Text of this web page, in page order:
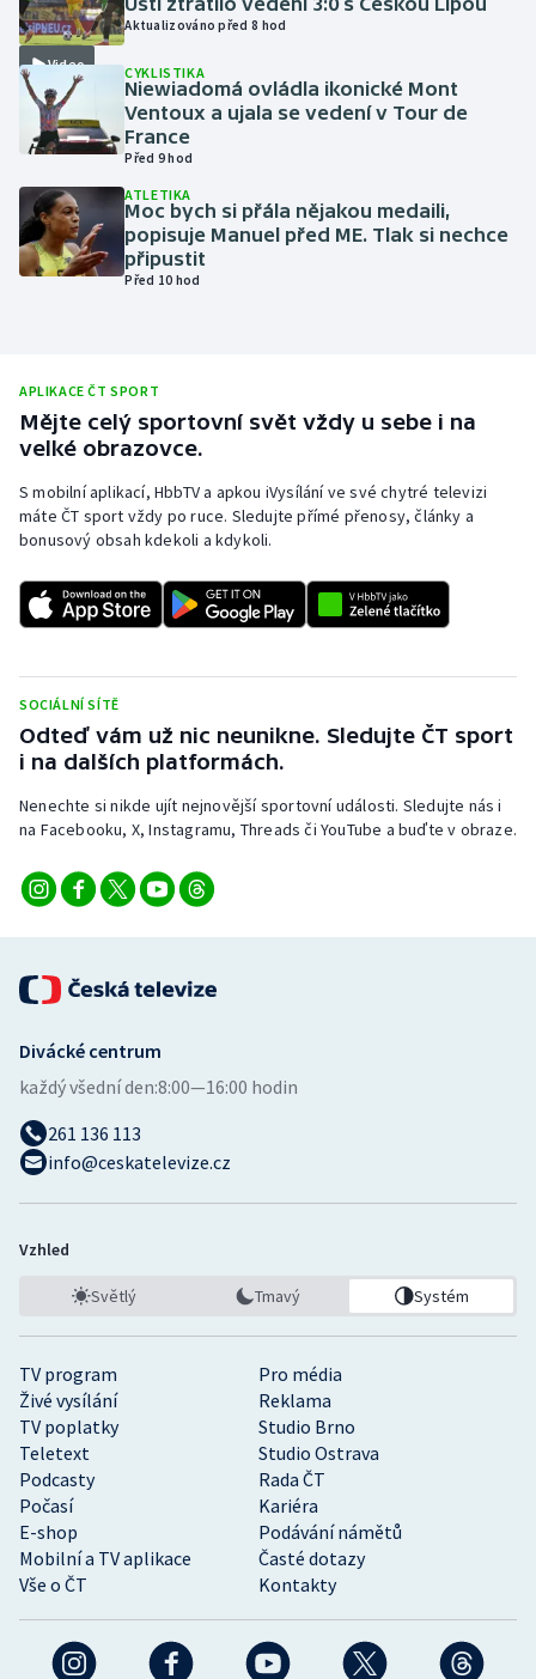
Motorsport
Olympijské hry
Parasport
Plavání
Plážový volejbal
Rychlobruslení
Rychlostní kanoistika
Short track
Stolní tenis
Triatlon
Veslování
Vodní slalom
Ostatní
Video
Aktualizováno před 8 hod
CYKLISTIKA
Niewiadomá ovládla ikonické Mont
Ventoux a ujala se vedení v Tour de
France
Před 9 hod
ATLETIKA
Moc bych si přála nějakou medaili,
popisuje Manuel před ME. Tlak si nechce
připustit
Před 10 hod
APLIKACE ČT SPORT
Mějte celý sportovní svět vždy u sebe i na
velké obrazovce.
S mobilní aplikací, HbbTV a apkou iVysílání ve své chytré televizi
máte ČT sport vždy po ruce. Sledujte přímé přenosy, články a
bonusový obsah kdekoli a kdykoli.
SOCIÁLNÍ SÍTĚ
Odteď vám už nic neunikne. Sledujte ČT sport
i na dalších platformách.
Nenechte si nikde ujít nejnovější sportovní události. Sledujte nás i
na Facebooku, X, Instagramu, Threads či YouTube a buďte v obraze.
TV program
Pro média
Živé vysílání
Reklama
TV poplatky
Studio Brno
Teletext
Studio Ostrava
Podcasty
Rada ČT
Počasí
Kariéra
E-shop
Podávání námětů
Mobilní a TV aplikace
Časté dotazy
Vše o ČT
Kontakty
Divácké centrum
každý všední den:8:00—16:00 hodin
261 136 113
info@ceskatelevize.cz
Vzhled
Světlý Tmavý Systém